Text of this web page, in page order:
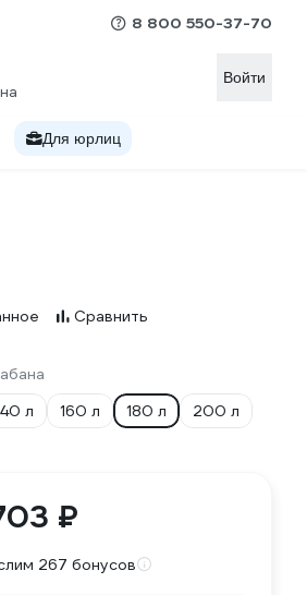
8 800 550-37-70
Войти
Для юрлиц
Сравнить
л 160 л 180 л 200 л
₽
267 бонусов